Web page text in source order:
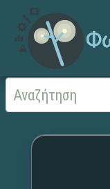
Αρχική Χωρίς τίτλο